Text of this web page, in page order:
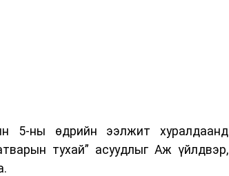
5-ны өдрийн ээлжит хуралдаанд
тухай” асуудлыг Аж үйлдвэр,